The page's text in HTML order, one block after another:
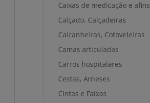
Caixas de medicação e afins
Calçado, Calçadeiras
Calcanheiras, Cotoveleiras
Camas articuladas
Carros hospitalares
Cestas, Arneses
Cintas e Faixas